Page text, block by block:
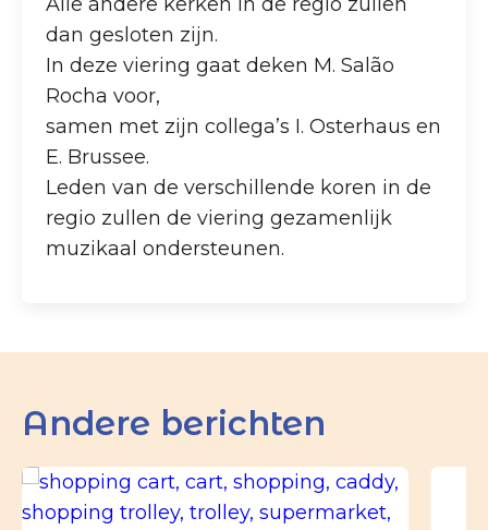
dan gesloten zijn.
In deze viering gaat deken M. Salão
Rocha voor,
samen met zijn collega’s I. Osterhaus en
E. Brussee.
Leden van de verschillende koren in de
regio zullen de viering gezamenlijk
muzikaal ondersteunen.
Andere berichten